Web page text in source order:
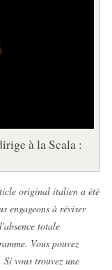
à la Scala :
original italien a été
engageons à réviser
totale
Vous pouvez
vous trouvez une